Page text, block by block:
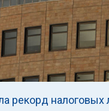
рекорд налоговых